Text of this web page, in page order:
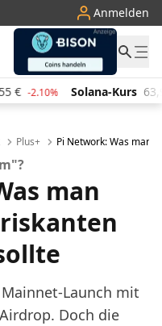
Anmelden
63,98 € -0.20% TRON-
Plus+ Pi Network: Was man
man
Launch mit
Doch die